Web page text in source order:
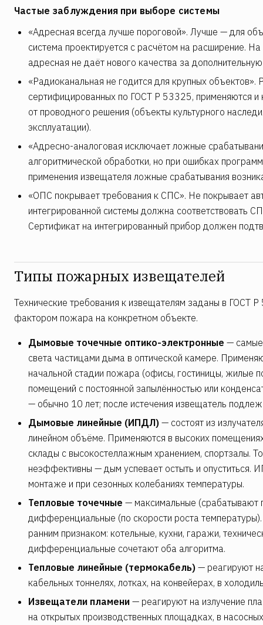
Частые заблуждения при выборе системы
«Адресная всегда лучше пороговой». Лучше — для
система проектируется с расчётом на расширение.
адресная не даёт нового качества за
«Радиоканальная не годится для крупных объектов».
сертифицированных по ГОСТ Р 53325, применяются и
от проводного решения (объекты культурного
эксплуатации).
«Адресно-аналоговая исключает ложные
алгоритмической обработки, но при ошибках
применения извещателя ложные срабатывания
«ОПС покрывает требования к СПС». Не покрывает
интегрированной системы должна соответствовать
Сертификат на интегрированный прибор должен
Типы пожарных извещателей
Технические требования к извещателям заданы в
фактором пожара на конкретном объекте.
Дымовые точечные оптико-электронные — самые
света частицами дыма в оптической камере.
начальной стадии пожара (офисы, гостиницы, жилые
помещений с постоянной запылённостью или
— обычно 10 лет; после истечения извещатель
Дымовые линейные (ИПДЛ) — состоят из
линейном объёме. Применяются в высоких
склады с высокостеллажным хранением, спортзалы.
неэффективны — дым успевает остыть и опуститься.
монтаже и при сезонных колебаниях температуры.
Тепловые точечные — максимальные (срабатывают
дифференциальные (по скорости роста
ранним признаком: котельные, кухни, гаражи,
дифференциальные сочетают оба алгоритма.
Тепловые линейные (термокабель) — реагируют
кабельных тоннелях, лотках, на конвейерах, в
Извещатели пламени — реагируют на излучение
на открытых производственных площадках, в